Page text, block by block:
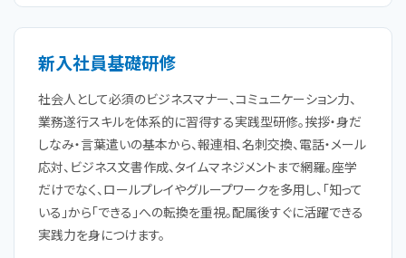
新入社員基礎研修
社会人として必須のビジネスマナー、コミュニケーション力、
業務遂行スキルを体系的に習得する実践型研修。挨拶・身だ
しなみ・言葉遣いの基本から、報連相、名刺交換、電話・メール
応対、ビジネス文書作成、タイムマネジメントまで網羅。座学
だけでなく、ロールプレイやグループワークを多用し、「知って
いる」から「できる」への転換を重視。配属後すぐに活躍できる
実践力を身につけます。